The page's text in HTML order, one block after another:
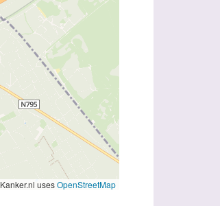
Kanker.nl usesOpenStreetMap